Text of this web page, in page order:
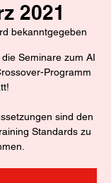
2021
bekanntgegeben
Seminare zum AI
Programm
sind den
Standards zu